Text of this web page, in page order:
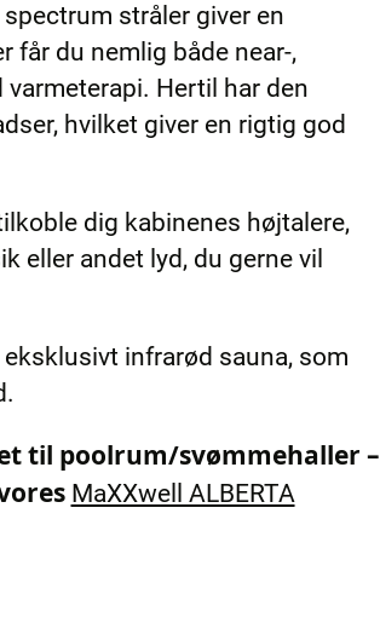
stråler giver en
får du nemlig både near-,
Hertil har den
hvilket giver en rigtig god
dig kabinenes højtalere,
eller andet lyd, du gerne vil
infrarød sauna, som
til poolrum/svømmehaller –
MaXXwell ALBERTA